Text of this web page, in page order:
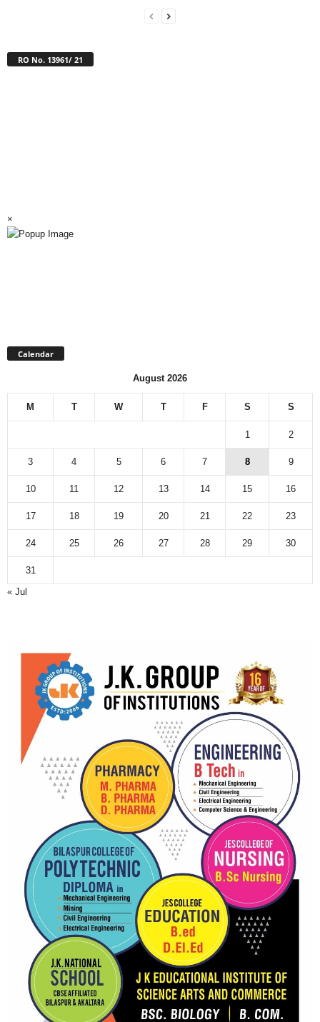
RO No. 13961/ 21
×
Calendar
August 2026
M T W T F S S
1 2
3 4 5 6 7 8 9
10 11 12 13 14 15 16
17 18 19 20 21 22 23
24 25 26 27 28 29 30
31
« Jul